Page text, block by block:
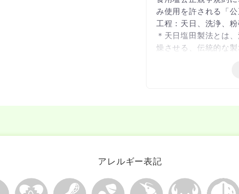
み使用を許される「
工程：天日、洗浄、
＊天日塩田製法とは
燥させる、伝統的な
アレルギー表記